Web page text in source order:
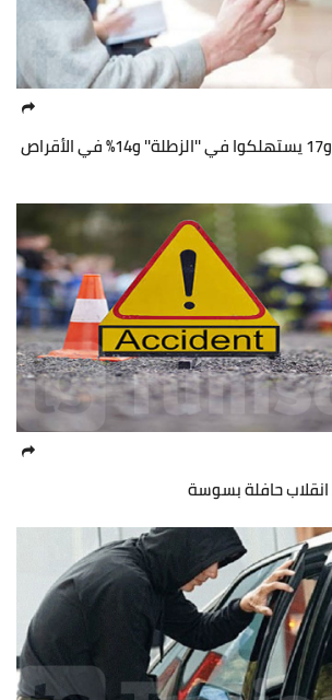
صادم : تلامذة بين 15 و17 يستهلكوا في ''الزطلة'' و14% في الأقراص